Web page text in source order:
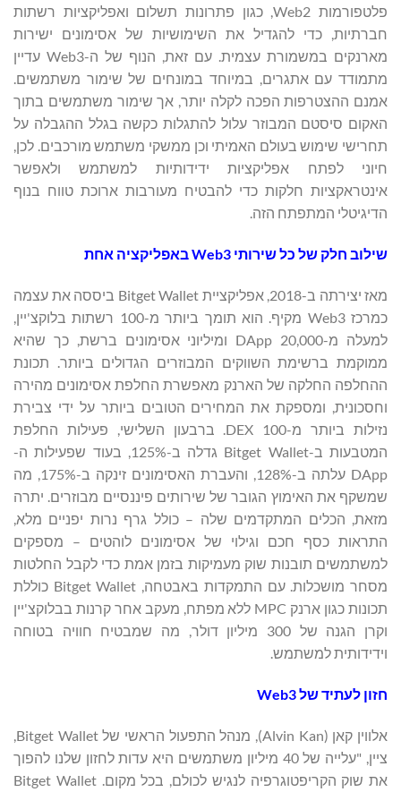
פלטפורמות Web2, כגון פתרונות תשלום ואפליקציות רשתות
חברתיות, כדי להגדיל את השימושיות של אסימונים ישירות
מארנקים במשמורת עצמית. עם זאת, הנוף של ה-Web3 עדיין
מתמודד עם אתגרים, במיוחד במונחים של שימור משתמשים.
אמנם ההצטרפות הפכה לקלה יותר, אך שימור משתמשים בתוך
האקום סיסטם המבוזר עלול להתגלות כקשה בגלל ההגבלה על
תחרישי שימוש בעולם האמיתי וכן ממשקי משתמש מורכבים. לכן,
חיוני לפתח אפליקציות ידידותיות למשתמש ולאפשר
אינטראקציות חלקות כדי להבטיח מעורבות ארוכת טווח בנוף
הדיגיטלי המתפתח הזה.
שילוב חלק של כל שירותי Web3באפליקציה אחת
מאז יצירתה ב-2018, אפליקציית Bitget Wallet ביססה את עצמה
כמרכז Web3 מקיף. הוא תומך ביותר מ-100 רשתות בלוקצ'יין,
למעלה מ-20,000 DApp ומיליוני אסימונים ברשת, כך שהיא
ממוקמת ברשימת השווקים המבוזרים הגדולים ביותר. תכונת
ההחלפה החלקה של הארנק מאפשרת החלפת אסימונים מהירה
וחסכונית, ומספקת את המחירים הטובים ביותר על ידי צבירת
נזילות ביותר מ-100 DEX. ברבעון השלישי, פעילות החלפת
המטבעות ב-Bitget Wallet גדלה ב-125%, בעוד שפעילות ה-
DApp עלתה ב-128%, והעברת האסימונים זינקה ב-175%, מה
שמשקף את האימוץ הגובר של שירותים פיננסיים מבוזרים. יתרה
מזאת, הכלים המתקדמים שלה – כולל גרף נרות יפניים מלא,
התראות כסף חכם וגילוי של אסימונים לוהטים – מספקים
למשתמשים תובנות שוק מעמיקות בזמן אמת כדי לקבל החלטות
מסחר מושכלות. עם התמקדות באבטחה, Bitget Wallet כוללת
תכונות כגון ארנק MPC ללא מפתח, מעקב אחר קרנות בבלוקצ'יין
וקרן הגנה של 300 מיליון דולר, מה שמבטיח חוויה בטוחה
וידידותית למשתמש.
חזון לעתיד של Web3
ציין, "עלייה של 40 מיליון משתמשים היא עדות לחזון שלנו להפוך
את שוק הקריפטוגרפיה לנגיש לכולם, בכל מקום. Bitget Wallet